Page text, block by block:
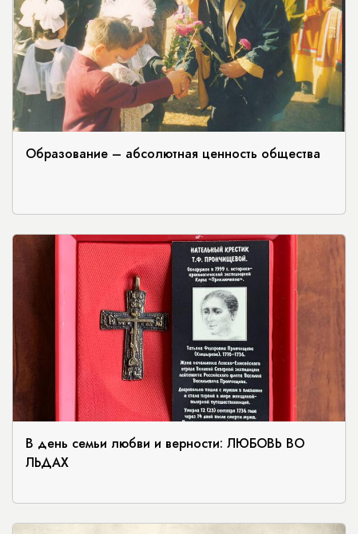
Образование – абсолютная ценность общества
В день семьи любви и верности: ЛЮБОВЬ ВО
ЛЬДАХ